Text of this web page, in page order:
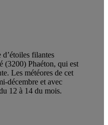
filantes
(3200) Phaéton, qui est
Les météores de cet
décembre et avec
12 à 14 du mois.